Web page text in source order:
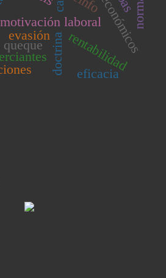
motivación laboral
doctrinarentabilidad
evasión
eficacia
queque